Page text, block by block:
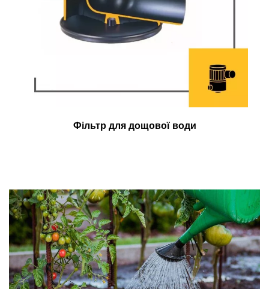
Фільтр для дощової води